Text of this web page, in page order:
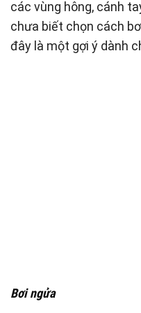
các vùng hông, cánh
chưa biết chọn cách
đây là một gợi ý dành
Bơi ngửa